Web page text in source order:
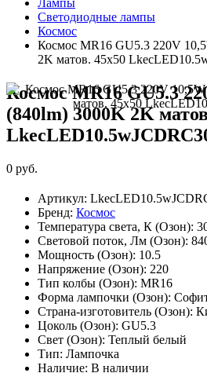
Лампы
Светодиодные лампы
Космос
Космос MR16 GU5.3 220V
2K матов. 45x50
Космос MR16 GU5.3
(840lm) 3000K 2K
0 руб.
Артикул:
Бренд: Космос
Температура света, К (Озон):
Световой поток, Лм (Озон):
Мощность (Озон): 10.5
Напряжение (Озон): 220
Тип колбы (Озон): MR16
Форма лампочки (Озон):
Страна-изготовитель (Озон):
Цоколь (Озон): GU5.3
Свет (Озон): Теплый белый
Тип: Лампочка
Наличие: В наличии